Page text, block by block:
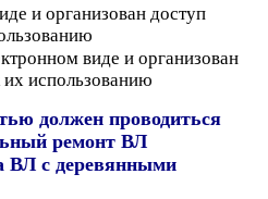
и организован доступ
виде и организован
их использованию
должен проводиться
ремонт ВЛ
ВЛ с деревянными